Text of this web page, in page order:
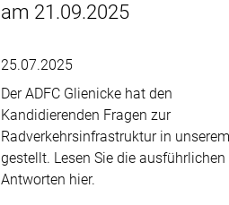
am 21.09.2025
25.07.2025
Der ADFC Glienicke hat den
Kandidierenden Fragen zur
Radverkehrsinfrastruktur in
gestellt. Lesen Sie die ausführlichen
Antworten hier.